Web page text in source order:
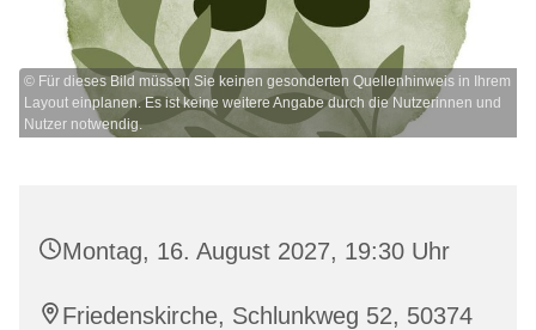
© Für dieses Bild müssen Sie keinen gesonderten Quellenhinweis in Ihrem
Layout einplanen. Es ist keine weitere Angabe durch die Nutzerinnen und
Nutzer notwendig.
Montag, 16. August 2027, 19:30 Uhr
Friedenskirche, Schlunkweg 52, 50374